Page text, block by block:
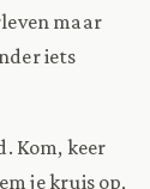
maar
iets
Kom, keer
je kruis op,